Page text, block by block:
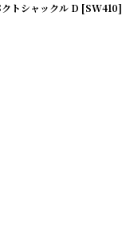
トシャックル D [SW410]